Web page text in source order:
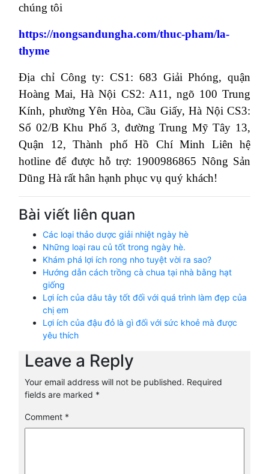
chúng tôi
https://nongsandungha.com/thuc-pham/la-
thyme
Địa chỉ Công ty: CS1: 683 Giải Phóng, quận
Hoàng Mai, Hà Nội CS2: A11, ngõ 100 Trung
Kính, phường Yên Hòa, Cầu Giấy, Hà Nội CS3:
Số 02/B Khu Phố 3, đường Trung Mỹ Tây 13,
Quận 12, Thành phố Hồ Chí Minh Liên hệ
hotline để được hỗ trợ: 1900986865 Nông Sản
Dũng Hà rất hân hạnh phục vụ quý khách!
Bài viết liên quan
Các loại thảo dược giải nhiệt ngày hè
Những loại rau củ tốt trong ngày hè.
Khám phá lợi ích rong nho tuyệt vời ra sao?
Hướng dẫn cách trồng cà chua tại nhà bằng hạt
giống
Lợi ích của dâu tây tốt đối với quá trình làm đẹp của
chị em
Lợi ích của đậu đỏ là gì đối với sức khoẻ mà được
yêu thích
Leave a Reply
Your email address will not be published. Required
fields are marked *
Comment *